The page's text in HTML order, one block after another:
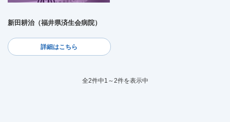
新田耕治（福井県済生会病院）
詳細はこちら
全2件中1～2件を表示中